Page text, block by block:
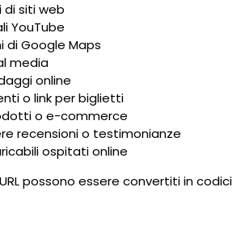
di siti web
YouTube
di Google Maps
media
online
o link per biglietti
o e-commerce
recensioni o testimonianze
ospitati online
possono essere convertiti in codici